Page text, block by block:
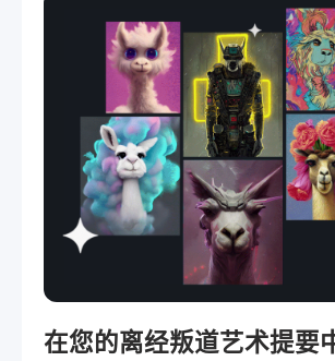
在您的离经叛道艺术提要